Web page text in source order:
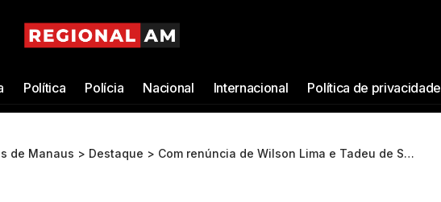
Política Polícia Nacional Internacional Política de privacidade
de Manaus > Destaque > Com renúncia de Wilson Lima e Tadeu de Souza, Amazonas deverá ter eleições indiretas; Roberto Cidade assume o governo